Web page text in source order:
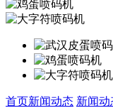
首页新闻动态 新闻动